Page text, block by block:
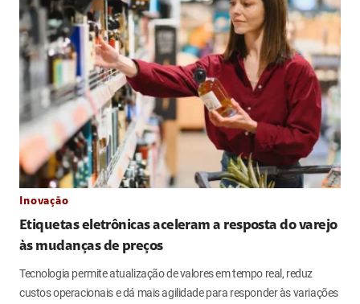
Inovação
Etiquetas eletrônicas aceleram a resposta do varejo
às mudanças de preços
Tecnologia permite atualização de valores em tempo real, reduz
custos operacionais e dá mais agilidade para responder às variações